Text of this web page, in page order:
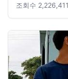
10 블랙 편집 :
sound&Artlist
조회수 2,226,411